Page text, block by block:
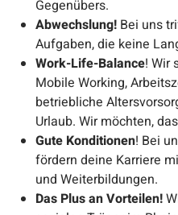
Gegenübers.
Abwechslung! Bei uns
Aufgaben, die keine
Work-Life-Balance! Wir
Mobile Working,
betriebliche
Urlaub. Wir möchten,
Gute Konditionen! Bei
fördern deine Karriere
und Weiterbildungen.
Das Plus an Vorteilen!